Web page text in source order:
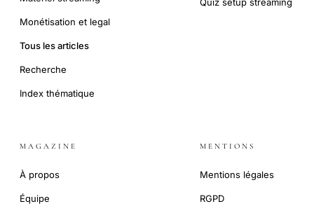
Monétisation et legal
Tous les articles
Recherche
Index thématique
MAGAZINE
À propos
Équipe
MENTIONS
Mentions légales
RGPD